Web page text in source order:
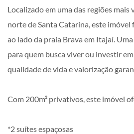
Localizado em uma das regiões
norte de Santa Catarina, este imóvel
ao lado da praia Brava em Itajaí.
para quem busca viver ou investir
qualidade de vida e valorização
Com 200m² privativos, este imóvel
*2 suítes espaçosas